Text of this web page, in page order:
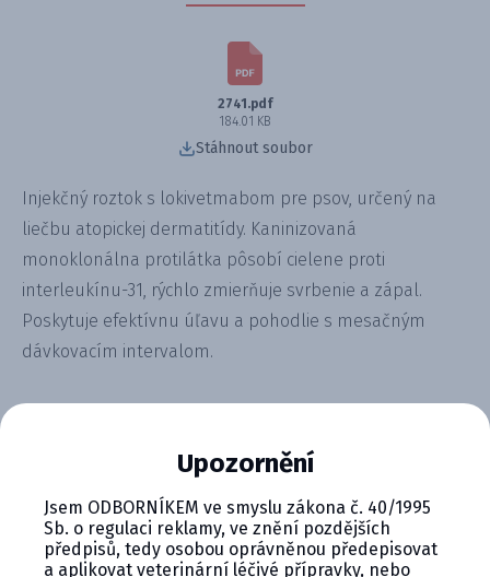
2741.pdf
184.01 KB
Stáhnout soubor
Injekčný roztok s lokivetmabom pre psov, určený na
liečbu atopickej dermatitídy. Kaninizovaná
monoklonálna protilátka pôsobí cielene proti
interleukínu-31, rýchlo zmierňuje svrbenie a zápal.
Poskytuje efektívnu úľavu a pohodlie s mesačným
dávkovacím intervalom.
Upozornění
Jsem ODBORNÍKEM ve smyslu zákona č. 40/1995
Sb. o regulaci reklamy, ve znění pozdějších
předpisů, tedy osobou oprávněnou předepisovat
a aplikovat veterinární léčivé přípravky, nebo